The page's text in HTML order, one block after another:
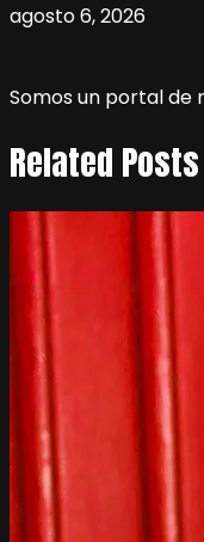
agosto 6, 2026
Somos un portal de
Related Posts